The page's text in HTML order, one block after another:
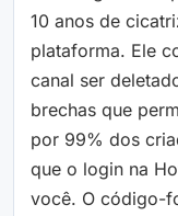
10 anos de
plataforma. Ele
canal ser
brechas que
por 99% dos
que o login na
você. O código-